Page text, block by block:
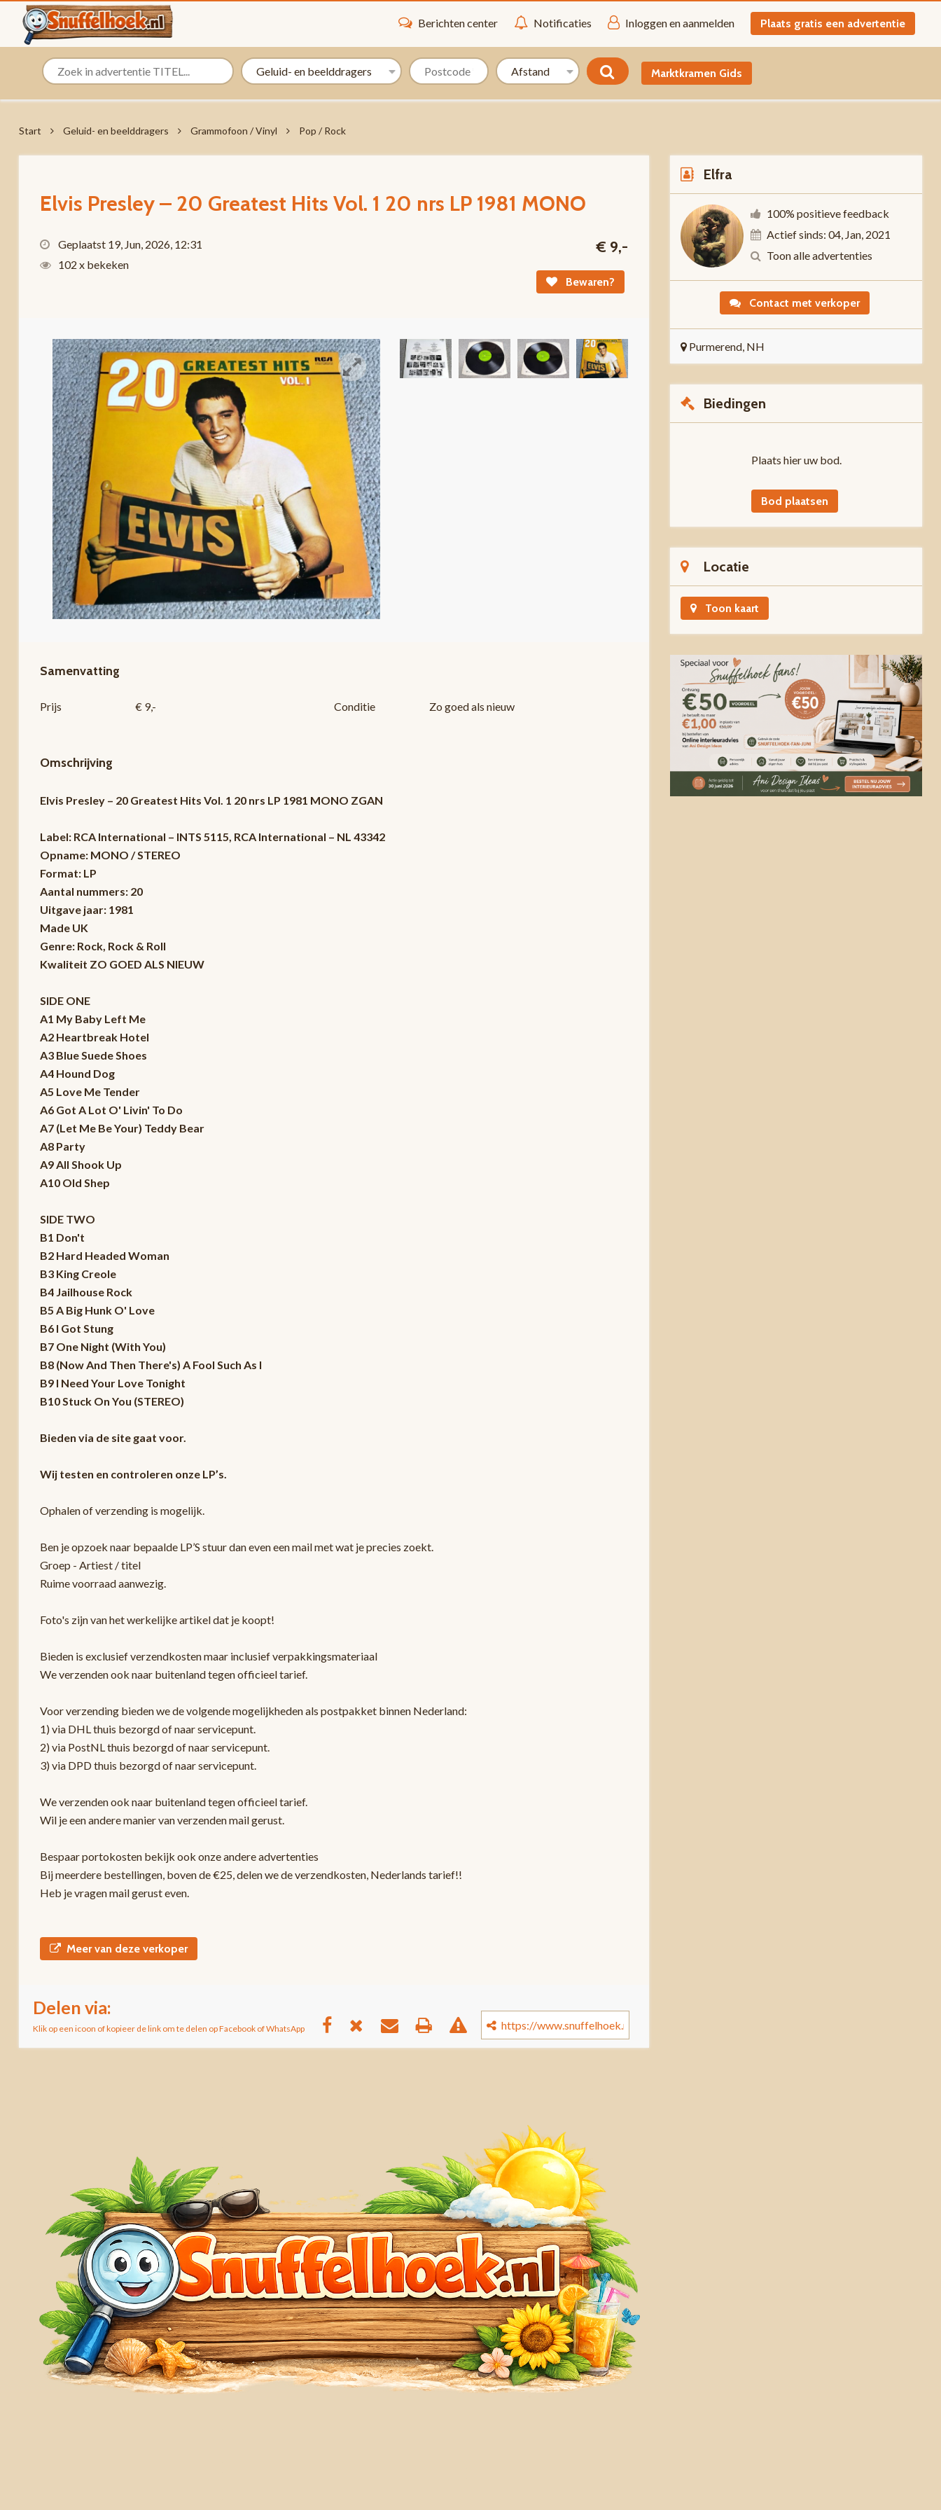
Berichten center Notificaties Inloggen en aanmelden Plaats gratis een advertentie
Marktkramen Gids
Start Geluid- en beelddragers Grammofoon / Vinyl Pop / Rock
Elvis Presley – 20 Greatest Hits Vol. 1 20 nrs LP 1981 MONO
Geplaatst 19, Jun, 2026, 12:31
102 x bekeken
€ 9,-
Bewaren?
Samenvatting
Prijs € 9,- Conditie Zo goed als nieuw
Omschrijving
Elvis Presley – 20 Greatest Hits Vol. 1 20 nrs LP 1981 MONO ZGAN
Label: RCA International – INTS 5115, RCA International – NL 43342
Opname: MONO / STEREO
Format: LP
Aantal nummers: 20
Uitgave jaar: 1981
Made UK
Genre: Rock, Rock & Roll
Kwaliteit ZO GOED ALS NIEUW
SIDE ONE
A1 My Baby Left Me
A2 Heartbreak Hotel
A3 Blue Suede Shoes
A4 Hound Dog
A5 Love Me Tender
A6 Got A Lot O' Livin' To Do
A7 (Let Me Be Your) Teddy Bear
A8 Party
A9 All Shook Up
A10 Old Shep
SIDE TWO
B1 Don't
B2 Hard Headed Woman
B3 King Creole
B4 Jailhouse Rock
B5 A Big Hunk O' Love
B6 I Got Stung
B7 One Night (With You)
B8 (Now And Then There's) A Fool Such As I
B9 I Need Your Love Tonight
B10 Stuck On You (STEREO)
Bieden via de site gaat voor.
Wij testen en controleren onze LP’s.
Ophalen of verzending is mogelijk.
Ben je opzoek naar bepaalde LP’S stuur dan even een mail met wat je precies zoekt.
Groep - Artiest / titel
Ruime voorraad aanwezig.
Foto's zijn van het werkelijke artikel dat je koopt!
Bieden is exclusief verzendkosten maar inclusief verpakkingsmateriaal
We verzenden ook naar buitenland tegen officieel tarief.
Voor verzending bieden we de volgende mogelijkheden als postpakket binnen Nederland:
1) via DHL thuis bezorgd of naar servicepunt.
2) via PostNL thuis bezorgd of naar servicepunt.
3) via DPD thuis bezorgd of naar servicepunt.
We verzenden ook naar buitenland tegen officieel tarief.
Wil je een andere manier van verzenden mail gerust.
Bespaar portokosten bekijk ook onze andere advertenties
Bij meerdere bestellingen, boven de €25, delen we de verzendkosten, Nederlands tarief!!
Heb je vragen mail gerust even.
Meer van deze verkoper
Delen via:
Klik op een icoon of kopieer de link om te delen op Facebook of WhatsApp
Elfra
100% positieve feedback
Actief sinds: 04, Jan, 2021
Toon alle advertenties
Contact met verkoper
Purmerend, NH
Biedingen
Plaats hier uw bod.
Bod plaatsen
Locatie
Toon kaart